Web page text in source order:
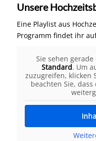
Unsere
Eine Playlist aus
Programm findet ihr
Sie sehen
Standard. Um
zuzugreifen, klicken
beachten Sie,